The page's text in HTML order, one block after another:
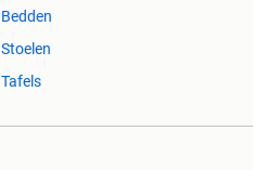
Bedden
Stoelen
Tafels